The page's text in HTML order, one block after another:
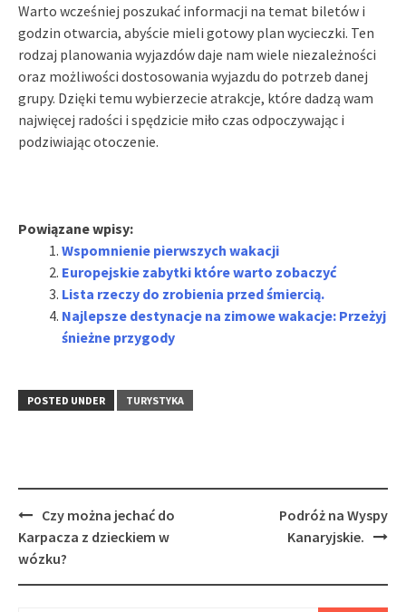
Warto wcześniej poszukać informacji na temat biletów i
godzin otwarcia, abyście mieli gotowy plan wycieczki. Ten
rodzaj planowania wyjazdów daje nam wiele niezależności
oraz możliwości dostosowania wyjazdu do potrzeb danej
grupy. Dzięki temu wybierzecie atrakcje, które dadzą wam
najwięcej radości i spędzicie miło czas odpoczywając i
podziwiając otoczenie.
Powiązane wpisy:
Wspomnienie pierwszych wakacji
Europejskie zabytki które warto zobaczyć
Lista rzeczy do zrobienia przed śmiercią.
Najlepsze destynacje na zimowe wakacje: Przeżyj
śnieżne przygody
POSTED UNDER TURYSTYKA
Post
navigation
Czy można jechać do
Karpacza z dzieckiem w
wózku?
Podróż na Wyspy
Kanaryjskie.